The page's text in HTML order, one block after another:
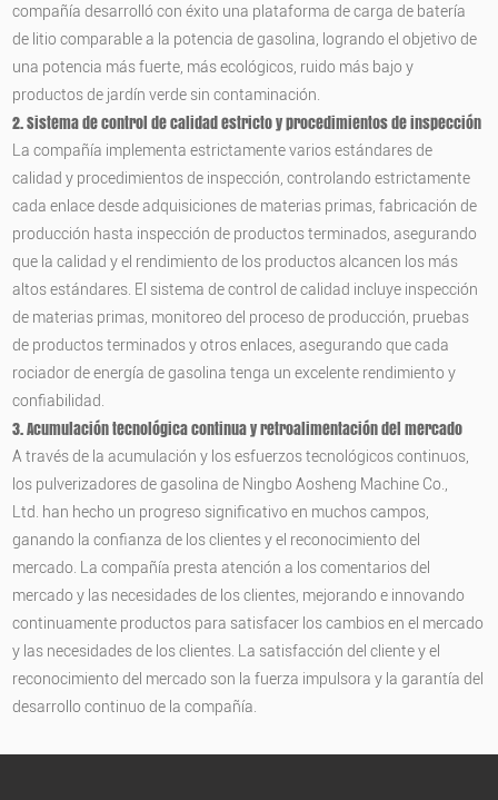
compañía desarrolló con éxito una plataforma de carga de batería
de litio comparable a la potencia de gasolina, logrando el objetivo de
una potencia más fuerte, más ecológicos, ruido más bajo y
productos de jardín verde sin contaminación.
2. Sistema de control de calidad estricto y procedimientos de inspección
La compañía implementa estrictamente varios estándares de
calidad y procedimientos de inspección, controlando estrictamente
cada enlace desde adquisiciones de materias primas, fabricación de
producción hasta inspección de productos terminados, asegurando
que la calidad y el rendimiento de los productos alcancen los más
altos estándares. El sistema de control de calidad incluye inspección
de materias primas, monitoreo del proceso de producción, pruebas
de productos terminados y otros enlaces, asegurando que cada
rociador de energía de gasolina tenga un excelente rendimiento y
confiabilidad.
3. Acumulación tecnológica continua y retroalimentación del mercado
A través de la acumulación y los esfuerzos tecnológicos continuos,
los pulverizadores de gasolina de Ningbo Aosheng Machine Co.,
Ltd. han hecho un progreso significativo en muchos campos,
ganando la confianza de los clientes y el reconocimiento del
mercado. La compañía presta atención a los comentarios del
mercado y las necesidades de los clientes, mejorando e innovando
continuamente productos para satisfacer los cambios en el mercado
y las necesidades de los clientes. La satisfacción del cliente y el
reconocimiento del mercado son la fuerza impulsora y la garantía del
desarrollo continuo de la compañía.